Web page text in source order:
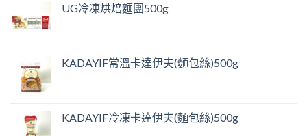
UG冷凍烘焙麵團500g
KADAYIF常溫卡達伊夫(麵包絲)500g
KADAYIF冷凍卡達伊夫(麵包絲)500g